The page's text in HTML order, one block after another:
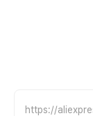
https://